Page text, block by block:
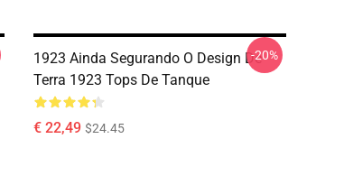
1923 Ainda Segurando O Design De
Terra 1923 Tops De Tanque
€ 22,49 $24.45
-20%